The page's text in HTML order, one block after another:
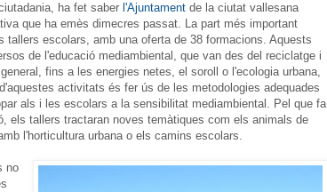
ha fet saber l'Ajuntament de la ciutat vallesana
que ha emès dimecres passat. La part més important
tallers escolars, amb una oferta de 38 formacions. Aquests
de l'educació mediambiental, que van des del reciclatge i
fins a les energies netes, el soroll o l'ecologia urbana,
activitats és fer ús de les metodologies adequades
als i les escolars a la sensibilitat mediambiental. Pel que fa
els tallers tractaran noves temàtiques com els animals de
l'horticultura urbana o els camins escolars.
no